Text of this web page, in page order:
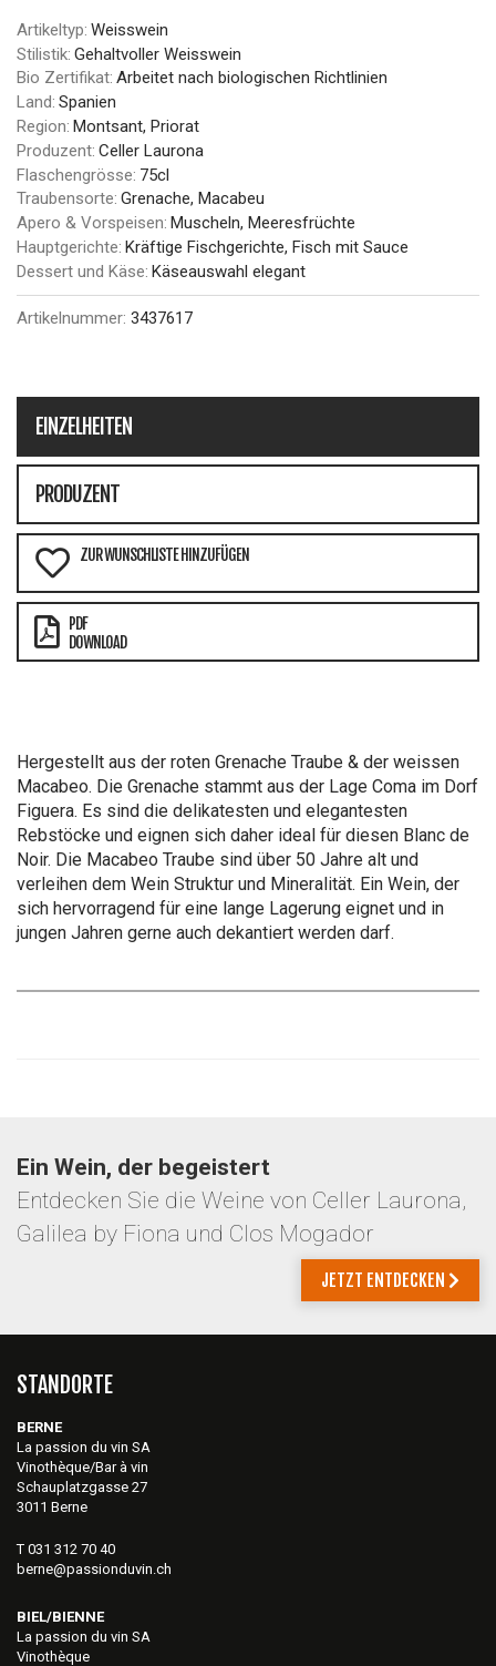
Artikeltyp: Weisswein
Stilistik: Gehaltvoller Weisswein
Bio Zertifikat: Arbeitet nach biologischen Richtlinien
Land: Spanien
Region: Montsant, Priorat
Produzent: Celler Laurona
Flaschengrösse: 75cl
Traubensorte: Grenache, Macabeu
Apero & Vorspeisen: Muscheln, Meeresfrüchte
Hauptgerichte: Kräftige Fischgerichte, Fisch mit Sauce
Dessert und Käse: Käseauswahl elegant
Artikelnummer: 3437617
EINZELHEITEN
PRODUZENT
ZUR WUNSCHLISTE HINZUFÜGEN
PDF
DOWNLOAD
Hergestellt aus der roten Grenache Traube & der weissen
Macabeo. Die Grenache stammt aus der Lage Coma im Dorf
Figuera. Es sind die delikatesten und elegantesten
Rebstöcke und eignen sich daher ideal für diesen Blanc de
Noir. Die Macabeo Traube sind über 50 Jahre alt und
verleihen dem Wein Struktur und Mineralität. Ein Wein, der
sich hervorragend für eine lange Lagerung eignet und in
jungen Jahren gerne auch dekantiert werden darf.
Ein Wein, der begeistert
Entdecken Sie die Weine von Celler Laurona,
Galilea by Fiona und Clos Mogador
JETZT ENTDECKEN
STANDORTE
BERNE
La passion du vin SA
Vinothèque/Bar à vin
Schauplatzgasse 27
3011 Berne
T 031 312 70 40
berne@passionduvin.ch
BIEL/BIENNE
La passion du vin SA
Vinothèque